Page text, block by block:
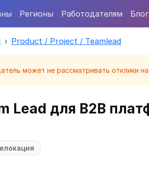
Регионы Работодателям Блог
Product / Project / Teamlead
может не рассматривать отклики
Lead для B2B